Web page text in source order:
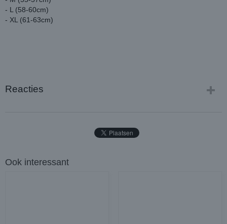
- L (58-60cm)
- XL (61-63cm)
Reacties
Ook interessant